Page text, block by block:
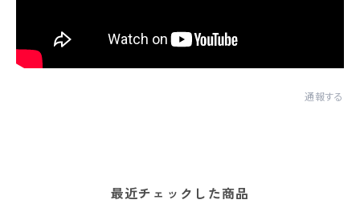
通報する
最近チェックした商品